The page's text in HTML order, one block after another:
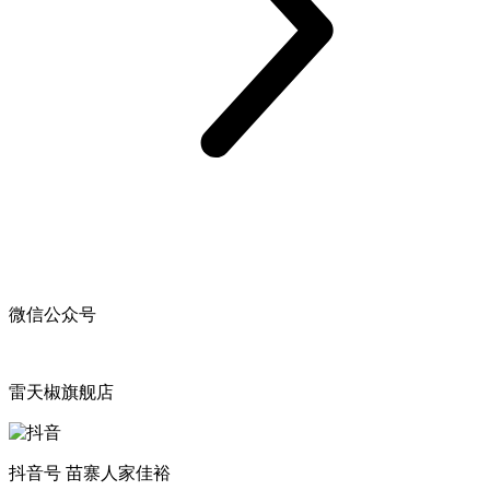
微信公众号
雷天椒旗舰店
抖音号 苗寨人家佳裕